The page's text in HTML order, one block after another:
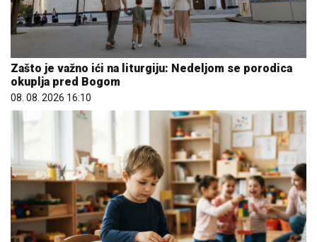
Zašto je važno ići na liturgiju: Nedeljom se porodica
okuplja pred Bogom
08. 08. 2026 16:10